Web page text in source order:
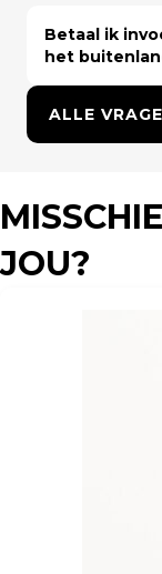
Betaal ik
het
ALLE
JOU?